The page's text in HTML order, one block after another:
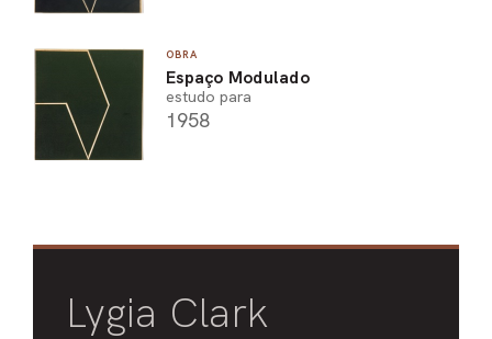
OBRA
Espaço Modulado
estudo para
1958
Lygia Clark